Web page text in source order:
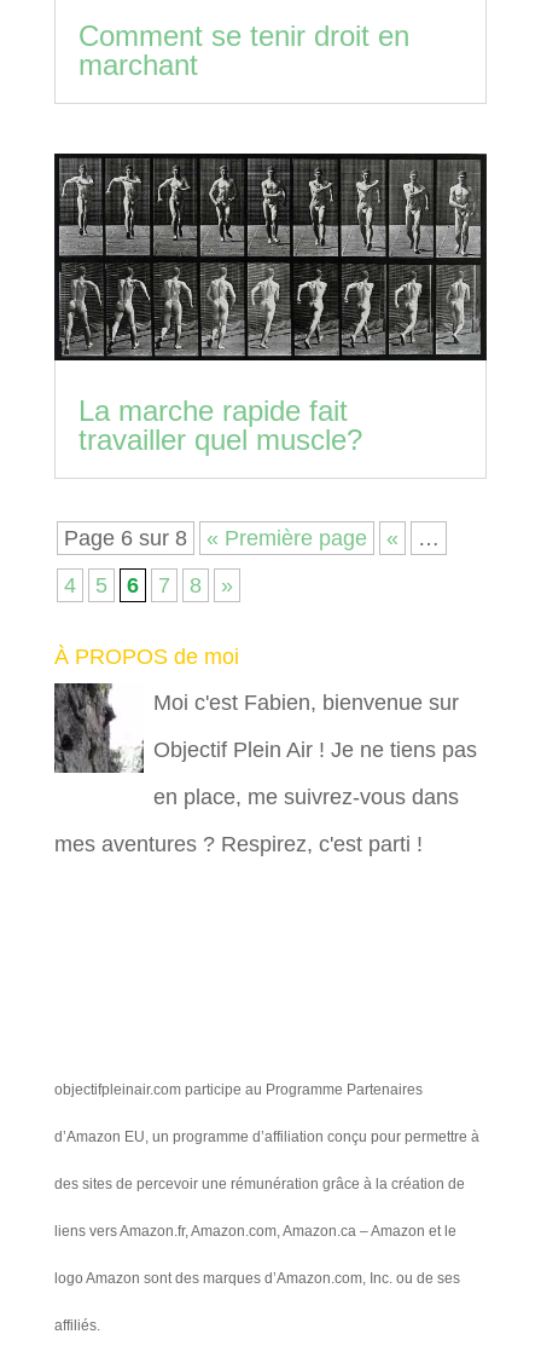
Comment se tenir droit en
marchant
La marche rapide fait
travailler quel muscle?
Page 6 sur 8 « Première page «
…
4
5 6 7 8 »
À PROPOS de moi
Moi c'est Fabien, bienvenue sur
Objectif Plein Air ! Je ne tiens pas
en place, me suivrez-vous dans
mes aventures ? Respirez, c'est parti !
objectifpleinair.com participe au Programme Partenaires
d’Amazon EU, un programme d’affiliation conçu pour permettre à
des sites de percevoir une rémunération grâce à la création de
liens vers Amazon.fr, Amazon.com, Amazon.ca – Amazon et le
logo Amazon sont des marques d’Amazon.com, Inc. ou de ses
affiliés.